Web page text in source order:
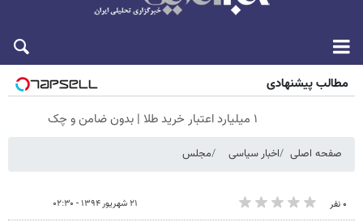
مطالب پیشنهادی
۱ میلیارد اعتبار خرید طلا | بدون ضامن و چک
صفحه اصلی اخبار سیاسی مجلس
۰ نفر ۲۱ شهریور ۱۳۹۴ - ۰۲:۳۰